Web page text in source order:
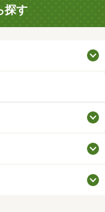
探す